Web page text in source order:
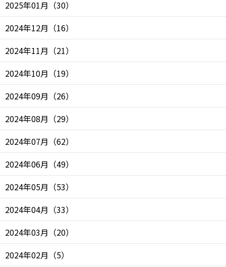
2025年01月 （30）
2024年12月 （16）
2024年11月 （21）
2024年10月 （19）
2024年09月 （26）
2024年08月 （29）
2024年07月 （62）
2024年06月 （49）
2024年05月 （53）
2024年04月 （33）
2024年03月 （20）
2024年02月 （5）